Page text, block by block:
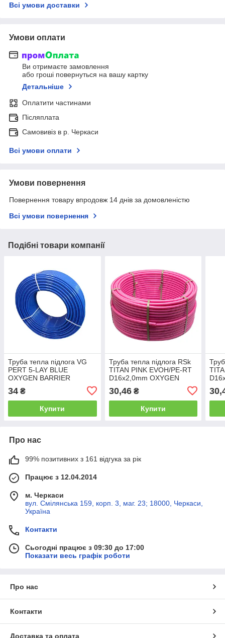
Всі умови доставки
Умови оплати
Ви отримаєте замовлення
або гроші повернуться на вашу картку
Детальніше
Оплатити частинами
Післяплата
Самовивіз в р. Черкаси
Всі умови оплати
Умови повернення
Повернення товару впродовж 14 днів за домовленістю
Всі умови повернення
Подібні товари компанії
Труба тепла підлога VG
PERT 5-LAY BLUE
OXYGEN BARRIER
34 ₴
Купити
Труба тепла підлога RSk
ТITAN PINK EVOH/PE-RT
D16x2,0mm OXYGEN
30,46₴
Купити
Про нас
99% позитивних з 161 відгука за рік
Працює з 12.04.2014
м. Черкаси
вул. Смілянська 159, корп. 3, маг. 23; 18000, Черкаси,
Україна
Контакти
Сьогодні працює з 09:30 до 17:00
Показати весь графік роботи
Про нас
Контакти
Доставка та оплата